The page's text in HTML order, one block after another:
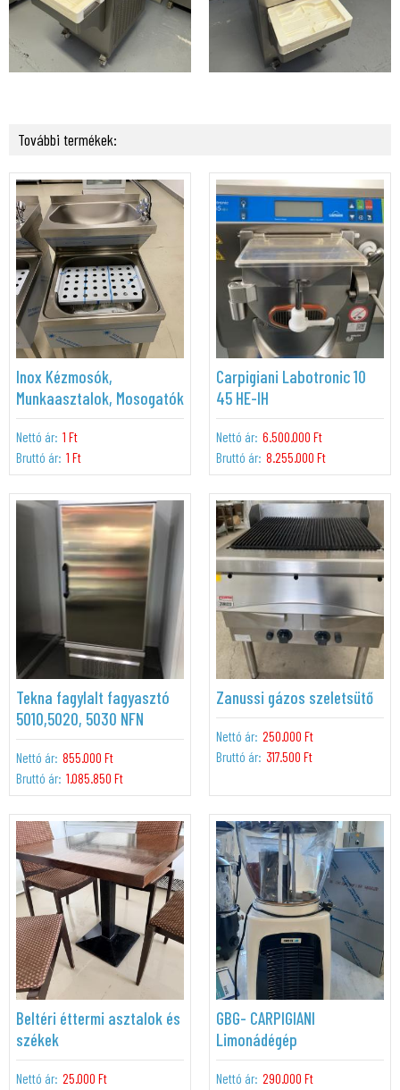
További termékek:
Inox Kézmosók,
Munkaasztalok, Mosogatók
Nettó ár: 1 Ft
Bruttó ár: 1 Ft
Carpigiani Labotronic 10
45 HE-IH
Nettó ár: 6.500.000 Ft
Bruttó ár: 8.255.000 Ft
Tekna fagylalt fagyasztó
5010,5020, 5030 NFN
Nettó ár: 855.000 Ft
Bruttó ár: 1.085.850 Ft
Zanussi gázos szeletsütő
Nettó ár: 250.000 Ft
Bruttó ár: 317.500 Ft
Beltéri éttermi asztalok és
székek
Nettó ár: 25.000 Ft
GBG- CARPIGIANI
Limonádégép
Nettó ár: 290.000 Ft